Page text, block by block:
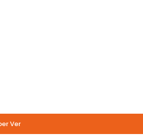
Ver